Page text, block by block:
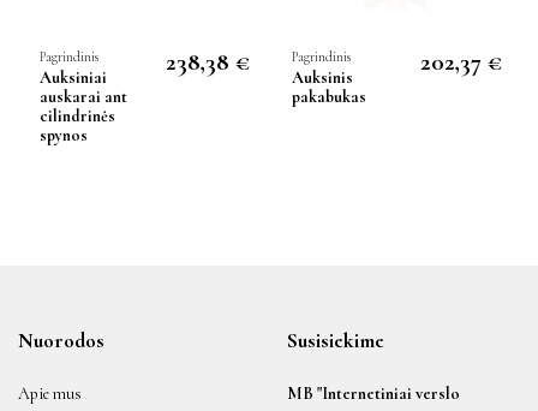
Pagrindinis
Auksiniai
auskarai ant
cilindrinės
spynos
238,38 € Pagrindinis
Auksinis
pakabukas
202,37 €
Nuorodos
Apie mus
Susisiekime
MB "Internetiniai verslo